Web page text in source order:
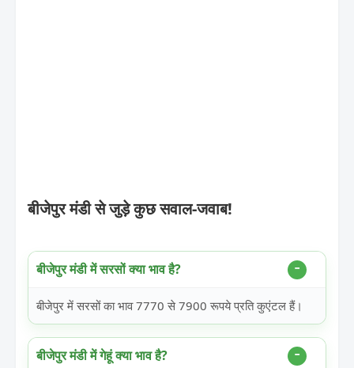
बीजेपुर मंडी से जुड़े कुछ सवाल-जवाब!
बीजेपुर मंडी में सरसों क्या भाव है?
बीजेपुर में सरसों का भाव 7770 से 7900 रूपये प्रति कुएंटल हैं।
बीजेपुर मंडी में गेहूं क्या भाव है?